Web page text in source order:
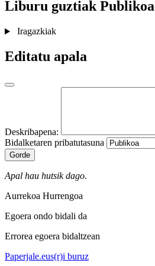
Liburu guztiakPublikoa
Iragazkiak
Editatu apala
Deskribapena:
Bidalketaren pribatutasuna
Gorde
Apal hau hutsik dago.
Aurrekoa Hurrengoa
Egoera ondo bidali da
Errorea egoera bidaltzean
Paperjale.eus(r)i buruz